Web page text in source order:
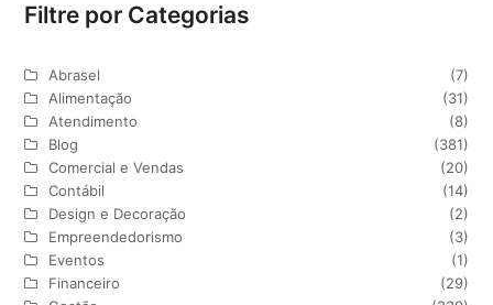
Filtre por Categorias
Abrasel
(7)
Alimentação
(31)
Atendimento
(8)
Blog
(381)
Comercial e Vendas
(20)
Contábil
(14)
Design e Decoração
(2)
Empreendedorismo
(3)
Eventos
(1)
Financeiro
(29)